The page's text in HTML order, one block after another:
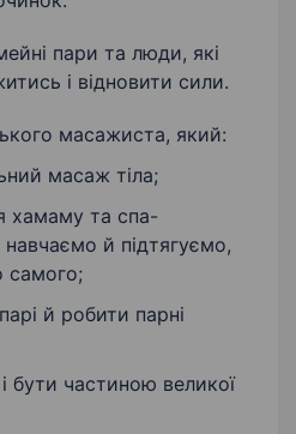
пари та люди, які
і відновити сили.
масажиста, який:
масаж тіла;
хамаму та спа-
й підтягуємо,
самого;
й робити парні
бути частиною великої